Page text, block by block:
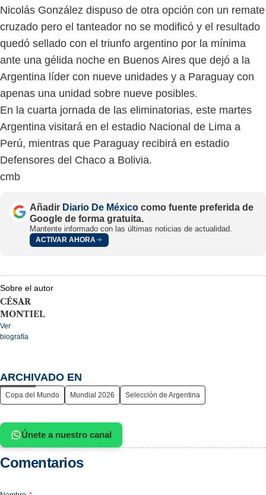
Nicolás González dispuso de otra opción con un remate
cruzado pero el tanteador no se modificó y el resultado
quedó sellado con el triunfo argentino por la mínima
ante una gélida noche en Buenos Aires que dejó a la
Argentina líder con nueve unidades y a Paraguay con
apenas una unidad sobre nueve posibles.
En la cuarta jornada de las eliminatorias, este martes
Argentina visitará en el estadio Nacional de Lima a
Perú, mientras que Paraguay recibirá en estadio
Defensores del Chaco a Bolivia.
cmb
Añadir Diario De México como fuente preferida de
Google de forma gratuita.
Mantente informado con las últimas noticias de actualidad.
ACTIVAR AHORA
Sobre el autor
CÉSAR
MONTIEL
Ver
biografía
ARCHIVADO EN
Copa del Mundo Mundial 2026 Selección de Argentina
Únete a nuestro canal
Comentarios